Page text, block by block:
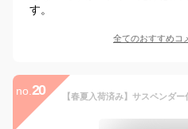
す。
全てのおすすめコ
no. 20